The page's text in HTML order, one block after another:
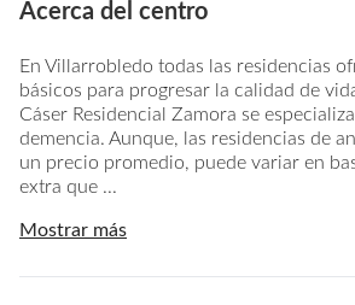
Acerca del centro
En Villarrobledo todas las residencias
básicos para progresar la calidad de
Cáser Residencial Zamora se
demencia. Aunque, las residencias de
un precio promedio, puede variar en
extra que ...
Mostrar más